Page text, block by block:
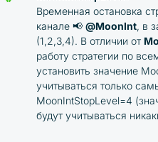
Временная остановка
канале 📢 @MoonInt, в
(1,2,3,4). В отличии от
работу стратегии по
установить значение
учитываться только
MoonIntStopLevel=4
будут учитываться